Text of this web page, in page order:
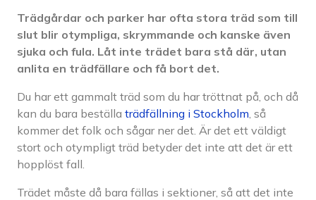
Trädgårdar och parker har ofta stora träd som till
slut blir otympliga, skrymmande och kanske även
sjuka och fula. Låt inte trädet bara stå där, utan
anlita en trädfällare och få bort det.
Du har ett gammalt träd som du har tröttnat på, och då
kan du bara beställa trädfällning i Stockholm, så
kommer det folk och sågar ner det. Är det ett väldigt
stort och otympligt träd betyder det inte att det är ett
hopplöst fall.
Trädet måste då bara fällas i sektioner, så att det inte